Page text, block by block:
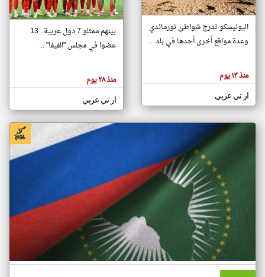
تغيير الدولة
اخبار جزر القمر على مدار الساعة
أهم اخبار جزر القمر العاجلة والمباشرة
هنا عن
وجهة
كاتبيها.
اليونيسكو تدرج شواطئ نورماندي
وعدة مواقع أخرى أحدها في بلد ...
منذ ١٣ يوم
ار تي عربي
بينهم ممثلو 7 دول عربية.. 13
عضوا في مجلس "الفيفا" ...
منذ ٢٨ يوم
ار تي عربي
klyoum.com